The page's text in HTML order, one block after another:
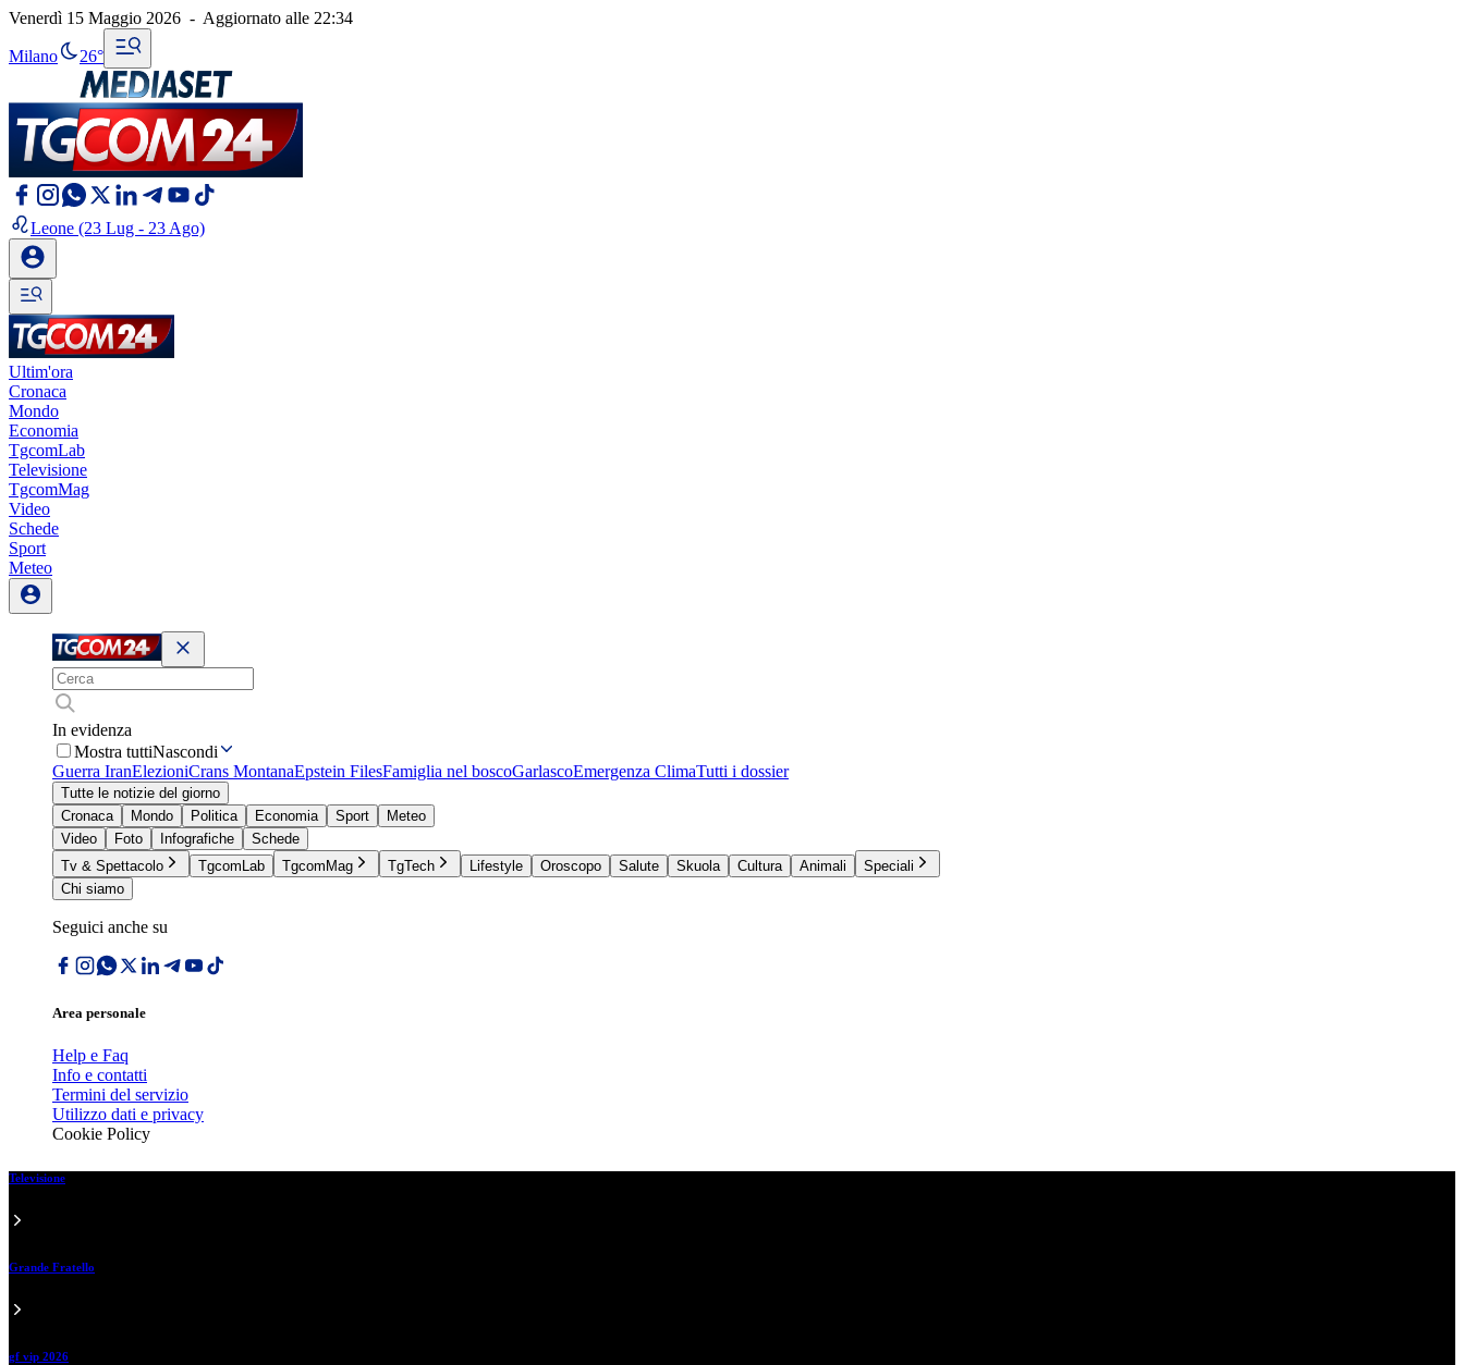
Venerdì 15 Maggio 2026 - Aggiornato alle 22:34
Milano 26°
Leone (23 Lug - 23 Ago)
Ultim'ora
Cronaca
Mondo
Economia
TgcomLab
Televisione
TgcomMag
Video
Schede
Sport
Meteo
In evidenza
Mostra tuttiNascondi
Guerra IranElezioniCrans MontanaEpstein FilesFamiglia nel boscoGarlascoEmergenza ClimaTutti i dossier
Tutte le notizie del giorno
Cronaca
Mondo Politica Economia Sport
Meteo
Video
Foto Infografiche
Schede
Tv & Spettacolo
TgcomLab TgcomMag TgTech Lifestyle Oroscopo Salute Skuola Cultura Animali
Speciali
Chi siamo
Seguici anche su
Area personale
Help e Faq
Info e contatti
Termini del servizio
Utilizzo dati e privacy
Cookie Policy
Televisione
Grande Fratello
gf vip 2026